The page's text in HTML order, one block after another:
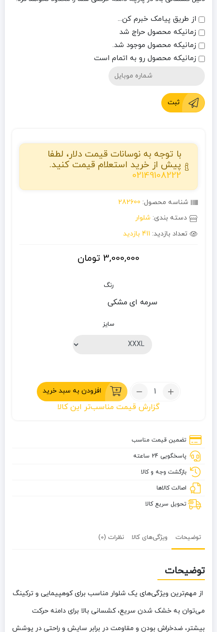
از طریق پیامک خبرم کن...
زمانیکه محصول حراج شد
زمانیکه محصول موجود شد.
زمانیکه محصول رو به اتمام است
ثبت
با توجه به نوسانات قیمت دلار، لطفا
پیش از خرید استعلام قیمت کنید.
02149108222
شناسه محصول: 282600
دسته بندی: شلوار
تعداد بازدید: 411 بازدید
3,000,000 تومان
رنگ
سرمه ای مشکی
سایز
تعداد:
ترکینگ
زنانه
MT8199
افزودن به سبد خرید
گزارش قیمت مناسب‌تر این کالا
تضمین قیمت مناسب
پاسخگویی 24 ساعته
بازگشت وجه و کالا
اصالت کالاها
تحویل سریع کالا
توضیحات ویژگی‌های کالا نظرات (0)
توضیحات
از مهم‌ترین ویژگی‌های یک شلوار مناسب برای کوهپیمایی و ترکینگ
می‌توان به خشک شدن سریع، کشسانی بالا برای دامنه حرکت
بیشتر، ضدخراش بودن و مقاومت در برابر سایش و راحتی در پوشش